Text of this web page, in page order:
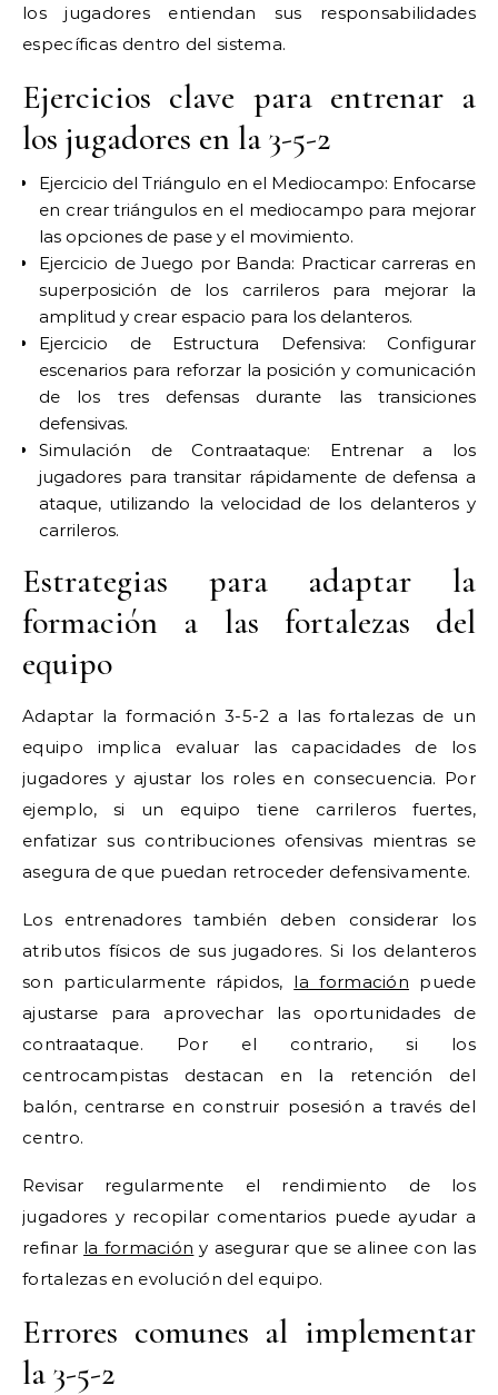
los jugadores entiendan sus responsabilidades
específicas dentro del sistema.
Ejercicios clave para entrenar a
los jugadores en la 3-5-2
Ejercicio del Triángulo en el Mediocampo: Enfocarse
en crear triángulos en el mediocampo para mejorar
las opciones de pase y el movimiento.
Ejercicio de Juego por Banda: Practicar carreras en
superposición de los carrileros para mejorar la
amplitud y crear espacio para los delanteros.
Ejercicio de Estructura Defensiva: Configurar
escenarios para reforzar la posición y comunicación
de los tres defensas durante las transiciones
defensivas.
Simulación de Contraataque: Entrenar a los
jugadores para transitar rápidamente de defensa a
ataque, utilizando la velocidad de los delanteros y
carrileros.
Estrategias para adaptar la
formación a las fortalezas del
equipo
Adaptar la formación 3-5-2 a las fortalezas de un
equipo implica evaluar las capacidades de los
jugadores y ajustar los roles en consecuencia. Por
ejemplo, si un equipo tiene carrileros fuertes,
enfatizar sus contribuciones ofensivas mientras se
asegura de que puedan retroceder defensivamente.
Los entrenadores también deben considerar los
atributos físicos de sus jugadores. Si los delanteros
son particularmente rápidos, la formación puede
ajustarse para aprovechar las oportunidades de
contraataque. Por el contrario, si los
centrocampistas destacan en la retención del
balón, centrarse en construir posesión a través del
centro.
Revisar regularmente el rendimiento de los
jugadores y recopilar comentarios puede ayudar a
refinar la formación y asegurar que se alinee con las
fortalezas en evolución del equipo.
Errores comunes al implementar
la 3-5-2